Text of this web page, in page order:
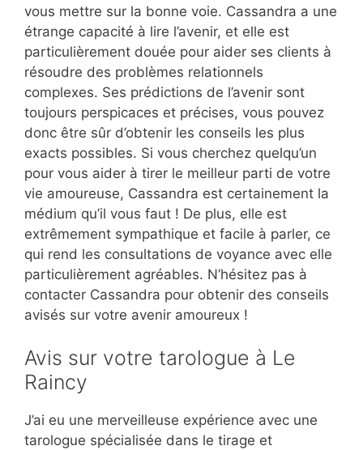
vous mettre sur la bonne voie. Cassandra a une
étrange capacité à lire l’avenir, et elle est
particulièrement douée pour aider ses clients à
résoudre des problèmes relationnels
complexes. Ses prédictions de l’avenir sont
toujours perspicaces et précises, vous pouvez
donc être sûr d’obtenir les conseils les plus
exacts possibles. Si vous cherchez quelqu’un
pour vous aider à tirer le meilleur parti de votre
vie amoureuse, Cassandra est certainement la
médium qu’il vous faut ! De plus, elle est
extrêmement sympathique et facile à parler, ce
qui rend les consultations de voyance avec elle
particulièrement agréables. N’hésitez pas à
contacter Cassandra pour obtenir des conseils
avisés sur votre avenir amoureux !
Avis sur votre tarologue à Le
Raincy
J’ai eu une merveilleuse expérience avec une
tarologue spécialisée dans le tirage et